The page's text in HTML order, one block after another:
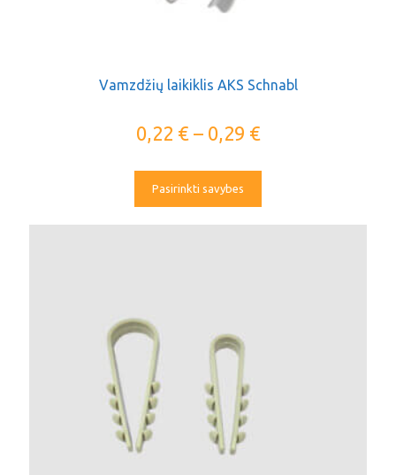
Vamzdžių laikiklis AKS Schnabl
0,22 €– 0,29 €
Pasirinkti savybes